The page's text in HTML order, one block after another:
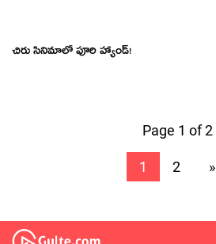
చిరు సినిమాలో పూరి హ్యాండ్!
Page 1 of 2
1 2 »